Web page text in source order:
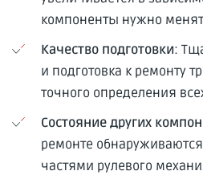
компоненты нужно
Качество подготовки:
и подготовка к ремонту
точного определения
Состояние других
ремонте
частями рулевого